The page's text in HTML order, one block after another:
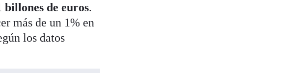
billones de euros.
más de un 1% en
los datos